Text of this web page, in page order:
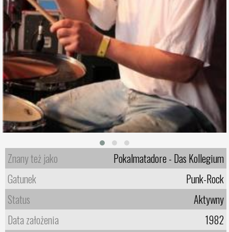
Znany też jako
Pokalmatadore - Das Kollegium
Gatunek
Punk-Rock
Status
Aktywny
Data założenia
1982